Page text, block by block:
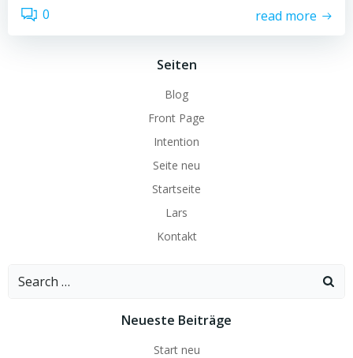
0 read more
Seiten
Blog
Front Page
Intention
Seite neu
Startseite
Lars
Kontakt
Search
Neueste Beiträge
Start neu